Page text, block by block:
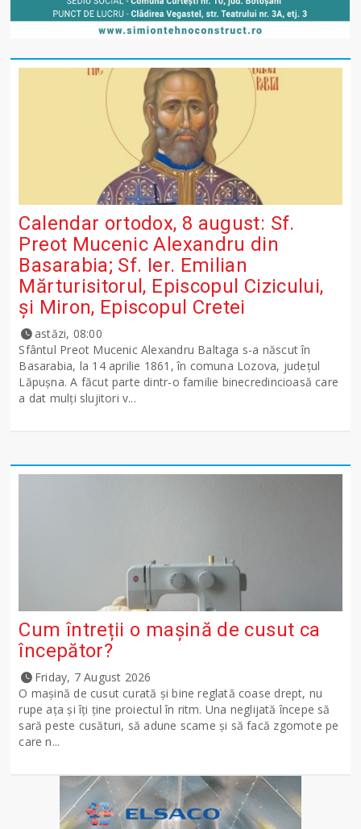
Calendar ortodox, 8 august: Sf.
Preot Mucenic Alexandru din
Basarabia; Sf. Ier. Emilian
Mărturisitorul, Episcopul Cizicului,
şi Miron, Episcopul Cretei
astăzi, 08:00
Sfântul Preot Mucenic Alexandru Baltaga s-a născut în
Basarabia, la 14 aprilie 1861, în comuna Lozova, județul
Lăpușna. A făcut parte dintr-o familie binecredincioasă care
a dat mulți slujitori v...
Cum întreții o mașină de cusut ca
începător?
Friday, 7 August 2026
O mașină de cusut curată și bine reglată coase drept, nu
rupe ața și îți ține proiectul în ritm. Una neglijată începe să
sară peste cusături, să adune scame și să facă zgomote pe
care n...